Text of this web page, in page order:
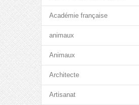
Académie française
animaux
Animaux
Architecte
Artisanat